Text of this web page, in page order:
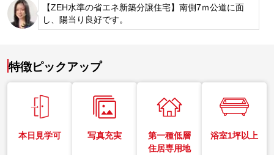
【ZEH水準の省エネ新築分譲住宅】南側7ｍ公道に面
し、陽当り良好です。
特徴ピックアップ
本日見学可 写真充実
第一種低層
住居専用地
浴室1坪以上